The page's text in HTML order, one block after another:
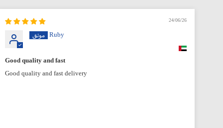
24/06/26
Ruby
Good quality and fast
Good quality and fast delivery